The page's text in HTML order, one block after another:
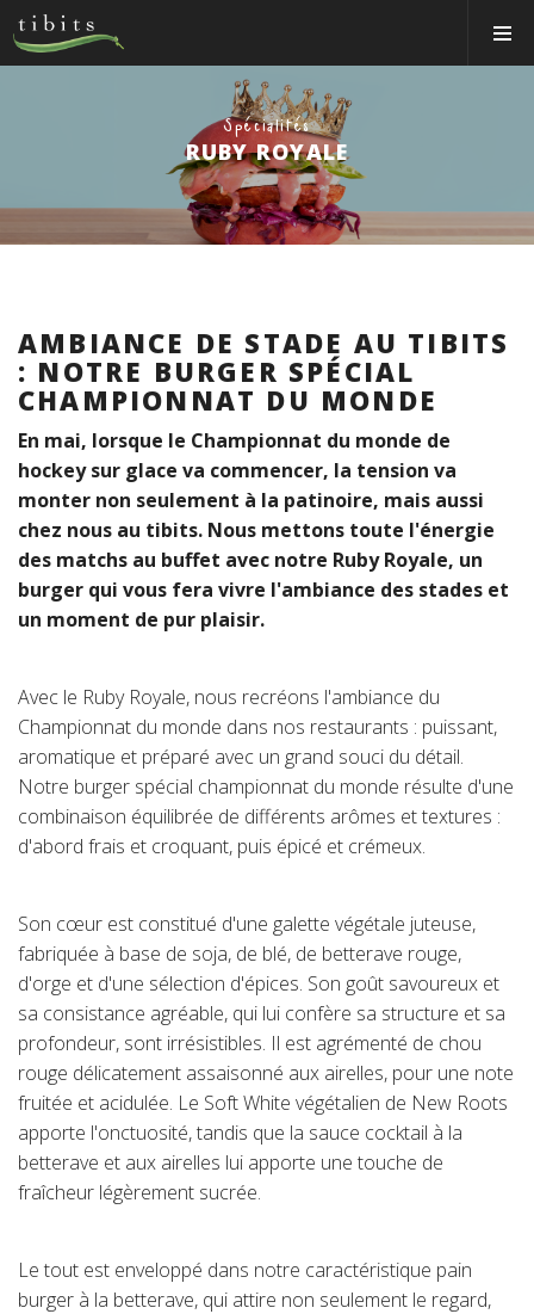
Tibits:
Home
Main
À PROPOS
VOS ÉVÉNEMENTS
Bons & boutique
Réservations
Connexion
Suisse (FR)
Spécialités
RUBY ROYALE
AMBIANCE DE STADE AU TIBITS
: NOTRE BURGER SPÉCIAL
CHAMPIONNAT DU MONDE
En mai, lorsque le Championnat du monde de
hockey sur glace va commencer, la tension va
monter non seulement à la patinoire, mais aussi
chez nous au tibits. Nous mettons toute l'énergie
des matchs au buffet avec notre Ruby Royale, un
burger qui vous fera vivre l'ambiance des stades et
un moment de pur plaisir.
Avec le Ruby Royale, nous recréons l'ambiance du
Championnat du monde dans nos restaurants : puissant,
aromatique et préparé avec un grand souci du détail.
Notre burger spécial championnat du monde résulte d'une
combinaison équilibrée de différents arômes et textures :
d'abord frais et croquant, puis épicé et crémeux.
Son cœur est constitué d'une galette végétale juteuse,
fabriquée à base de soja, de blé, de betterave rouge,
d'orge et d'une sélection d'épices. Son goût savoureux et
sa consistance agréable, qui lui confère sa structure et sa
profondeur, sont irrésistibles. Il est agrémenté de chou
rouge délicatement assaisonné aux airelles, pour une note
fruitée et acidulée. Le Soft White végétalien de New Roots
apporte l'onctuosité, tandis que la sauce cocktail à la
betterave et aux airelles lui apporte une touche de
fraîcheur légèrement sucrée.
Le tout est enveloppé dans notre caractéristique pain
burger à la betterave, qui attire non seulement le regard,